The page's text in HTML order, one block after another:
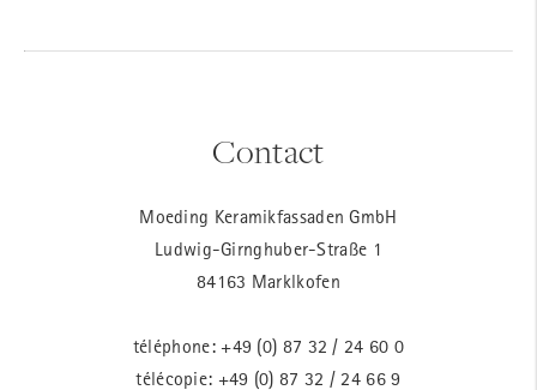
Contact
Moeding Keramikfassaden GmbH
Ludwig-Girnghuber-Straße 1
84163 Marklkofen
téléphone: +49 (0) 87 32 / 24 60 0
télécopie: +49 (0) 87 32 / 24 66 9